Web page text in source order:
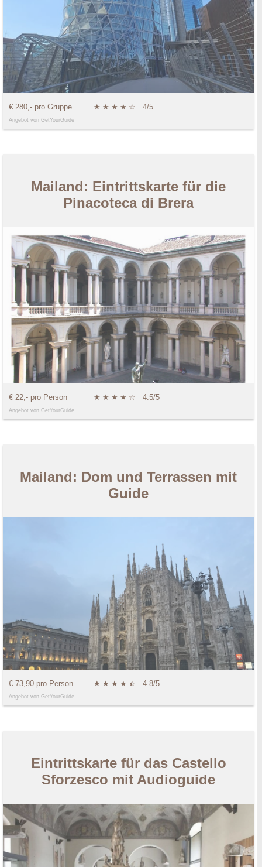
€ 280,- pro Gruppe ★ ★ ★ ★ ☆ 4/5
Angebot von GetYourGuide
Mailand: Eintrittskarte für die
Pinacoteca di Brera
€ 22,- pro Person ★ ★ ★ ★ ☆ 4.5/5
Angebot von GetYourGuide
Mailand: Dom und Terrassen mit
Guide
€ 73,90 pro Person ★ ★ ★ ★ ★
☆ 4.8/5
Angebot von GetYourGuide
Eintrittskarte für das Castello
Sforzesco mit Audioguide